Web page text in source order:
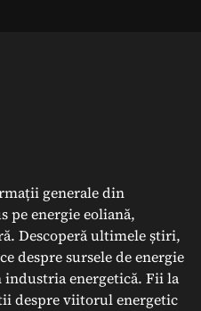
generale din
pe energie eoliană,
Descoperă ultimele știri,
despre sursele de energie
industria energetică. Fii la
despre viitorul energetic